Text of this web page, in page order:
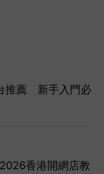
推薦 新手入門必
香港開網店教